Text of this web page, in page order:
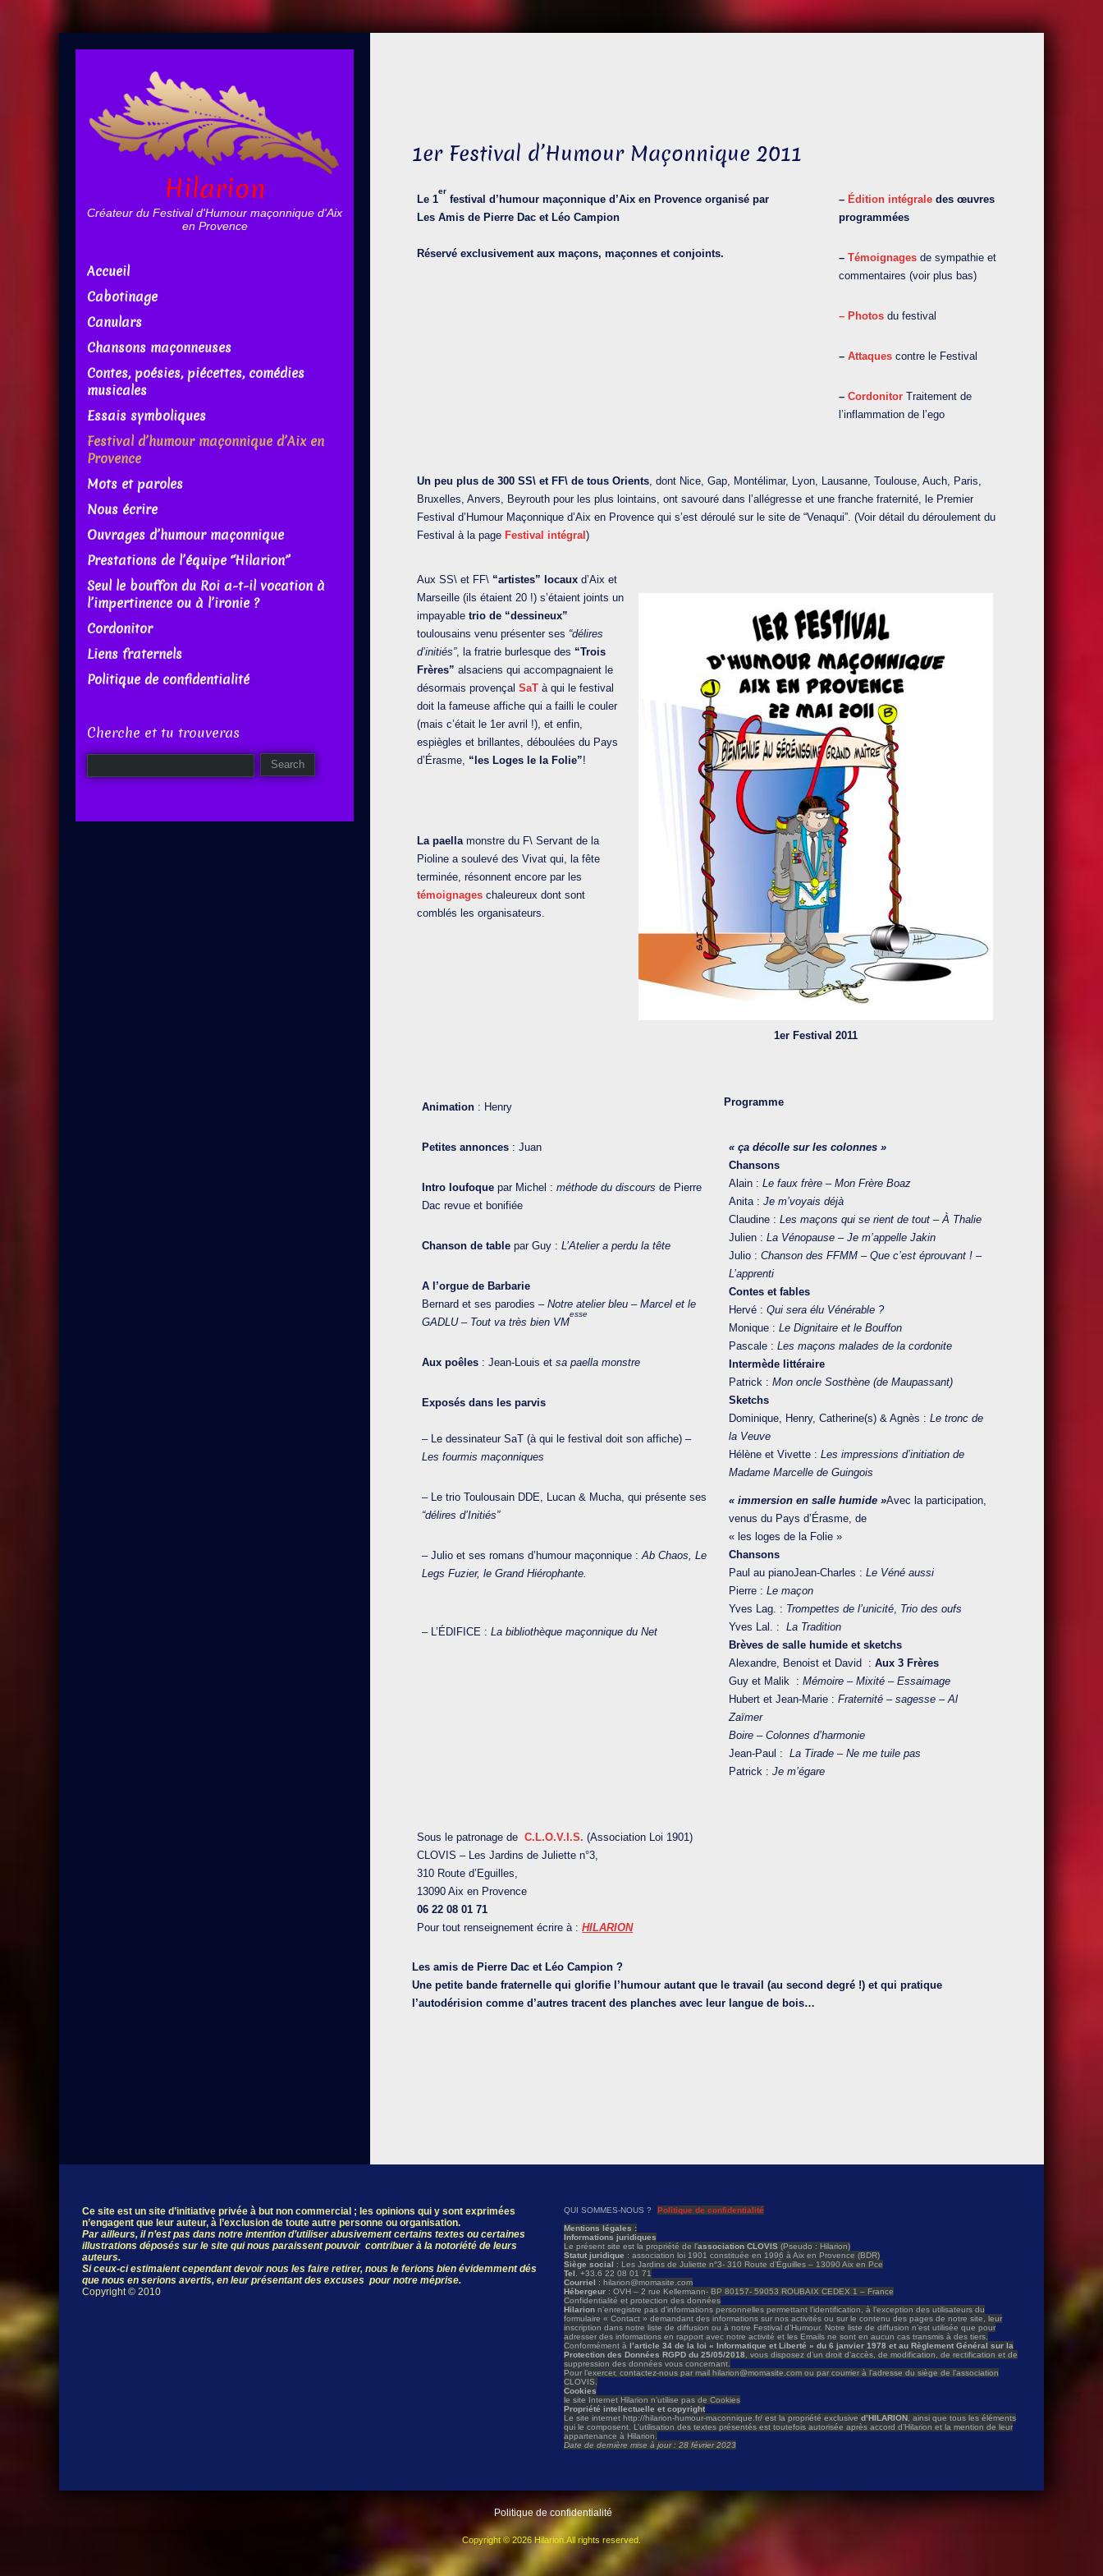
1er Festival d’Humour Maçonnique 2011
Le 1
er
festival d’humour maçonnique d’Aix en Provence organisé par
Les Amis de Pierre Dac et Léo Campion
Réservé exclusivement aux maçons, maçonnes et conjoints.
– Édition intégraledes œuvres
programmées
–Témoignages de sympathie et
commentaires (voir plus bas)
– Photosdu festival
–Attaques contre le Festival
– Cordonitor Traitement de
l’inflammation de l’ego
Un peu plus de 300 SS\ et FF\ de tous Orients, dont Nice, Gap, Montélimar, Lyon, Lausanne, Toulouse, Auch, Paris,
Bruxelles, Anvers, Beyrouth pour les plus lointains, ont savouré dans l’allégresse et une franche fraternité, le Premier
Festival d’Humour Maçonnique d’Aix en Provence qui s’est déroulé sur le site de “Venaqui”. (Voir détail du déroulement du
Festival à la page Festival intégral)
Aux SS\ et FF\ “artistes” locaux d’Aix et
Marseille (ils étaient 20 !) s’étaient joints un
impayabletrio de “dessineux”
toulousains venu présenter ses “délires
d’initiés”, la fratrie burlesque des “Trois
Frères” alsaciens qui accompagnaient le
désormais provençalSaT à qui le festival
doit la fameuse affiche qui a failli le couler
(mais c’était le 1er avril !), et enfin,
espiègles et brillantes, déboulées du Pays
d’Érasme, “les Loges le la Folie”!
La paellamonstre du F\ Servant de la
Pioline a soulevé des Vivat qui, la fête
terminée, résonnent encore par les
témoignages chaleureux dont sont
comblés les organisateurs.
1er Festival 2011
Animation : Henry
Petites annonces : Juan
Intro loufoque par Michel :méthode du discours de Pierre
Dac revue et bonifiée
Chanson de tablepar Guy :L’Atelier a perdu la tête
A l’orgue de Barbarie
Bernard et ses parodies –Notre atelier bleu – Marcel et le
GADLU – Tout va très bien VM
esse
Aux poêles : Jean-Louis etsa paella monstre
Exposés dans les parvis
– Le dessinateur SaT (à qui le festival doit son affiche) –
Les fourmis maçonniques
– Le trio Toulousain DDE, Lucan & Mucha, qui présente ses
“délires d’Initiés”
– Julio et ses romans d’humour maçonnique :Ab Chaos, Le
Legs Fuzier, le Grand Hiérophante.
– L’ÉDIFICE :La bibliothèque maçonnique du Net
Programme
« ça décolle sur les colonnes »
Chansons
Alain :Le faux frère – Mon Frère Boaz
Anita :Je m’voyais déjà
Claudine :Les maçons qui se rient de tout – À Thalie
Julien :La Vénopause – Je m’appelle Jakin
Julio :Chanson des FFMM – Que c’est éprouvant ! –
L’apprenti
Contes et fables
Hervé :Qui sera élu Vénérable ?
Monique :Le Dignitaire et le Bouffon
Pascale :Les maçons malades de la cordonite
Intermède littéraire
Patrick :Mon oncle Sosthène (de Maupassant)
Sketchs
Dominique, Henry, Catherine(s) & Agnès :Le tronc de
la Veuve
Hélène et Vivette :Les impressions d’initiation de
Madame Marcelle de Guingois
« immersion en salle humide »Avec la participation,
venus du Pays d’Érasme, de
« les loges de la Folie »
Chansons
Paul au pianoJean-Charles :Le Véné aussi
Pierre :Le maçon
Yves Lag. : Trompettes de l’unicité, Trio des oufs
Yves Lal. :La Tradition
Brèves de salle humide et sketchs
Alexandre, Benoist et David :Aux 3 Frères
Guy et Malik :Mémoire – Mixité – Essaimage
Hubert et Jean-Marie :Fraternité – sagesse – Al
Zaïmer
Boire – Colonnes d’harmonie
Jean-Paul :La Tirade – Ne me tuile pas
Patrick :Je m’égare
Sous le patronage de C.L.O.V.I.S. (Association Loi 1901)
CLOVIS – Les Jardins de Juliette n°3,
310 Route d’Eguilles,
13090 Aix en Provence
06 22 08 01 71
Pour tout renseignement écrire à :HILARION
Les amis de Pierre Dac et Léo Campion ?
Une petite bande fraternelle qui glorifie l’humour autant que le travail (au second degré !) et qui pratique
l’autodérision comme d’autres tracent des planches avec leur langue de bois…
Hilarion
Créateur du Festival d'Humour maçonnique d'Aix
en Provence
Accueil
Cabotinage
Canulars
Chansons maçonneuses
Contes, poésies, piécettes, comédies
musicales
Essais symboliques
Festival d’humour maçonnique d’Aix en
Provence
Mots et paroles
Nous écrire
Ouvrages d’humour maçonnique
Prestations de l’équipe “Hilarion”
Seul le bouffon du Roi a-t-il vocation à
l’impertinence ou à l’ironie ?
Cordonitor
Liens fraternels
Politique de confidentialité
Cherche et tu trouveras
Ce site est un site d’initiative privée à but non commercial ; les opinions qui y sont exprimées
n’engagent que leur auteur, à l’exclusion de toute autre personne ou organisation.
Par ailleurs, il n’est pas dans notre intention d’utiliser abusivement certains textes ou certaines
illustrations déposés sur le site qui nous paraissent pouvoir contribuer à la notoriété de leurs
auteurs.
Si ceux-ci estimaient cependant devoir nous les faire retirer, nous le ferions bien évidemment dés
que nous en serions avertis, en leur présentant des excuses pour notre méprise.
Copyright © 2010
QUI SOMMES-NOUS ?
Politique de confidentialité
Mentions légales :
Informations juridiques
Le présent site est la propriété de l’association CLOVIS (Pseudo : Hilarion)
Statut juridique : association loi 1901 constituée en 1996 à Aix en Provence (BDR)
Siège social : Les Jardins de Juliette n°3- 310 Route d’Éguilles – 13090 Aix en Pce
Tel . +33.6 22 08 01 71
Courriel : hilarion@momasite.com
Hébergeur : OVH – 2 rue Kellermann- BP 80157- 59053 ROUBAIX CEDEX 1 – France
Confidentialité et protection des données
Hilarionn’enregistre pas d’informations personnelles permettant l’identification, à l’exception des utilisateurs du
formulaire « Contact » demandant des informations sur nos activités ou sur le contenu des pages de notre site, leur
inscription dans notre liste de diffusion ou à notre Festival d’Humour. Notre liste de diffusion n’est utilisée que pour
adresser des informations en rapport avec notre activité et les Emails ne sont en aucun cas transmis à des tiers.
Conformément à l’article 34 de la loi « Informatique et Liberté » du 6 janvier 1978 et au Règlement Général sur la
Protection des Données RGPD du 25/05/2018 , vous disposez d’un droit d’accès, de modification, de rectification et de
suppression des données vous concernant.
Pour l’exercer, contactez-nous par mail hilarion@momasite.com ou par courrier à l’adresse du siège de l’association
CLOVIS.
Cookies
le site Internet Hilarion n’utilise pas de Cookies
Propriété intellectuelle et copyright
Le site internet http://hilarion-humour-maconnique.fr/ est la propriété exclusive d’HILARION, ainsi que tous les éléments
qui le composent. L’utilisation des textes présentés est toutefois autorisée après accord d’Hilarion et la mention de leur
appartenance à Hilarion.
Date de dernière mise à jour : 28 février 2023
Politique de confidentialité
Copyright © 2026 Hilarion.All rights reserved.